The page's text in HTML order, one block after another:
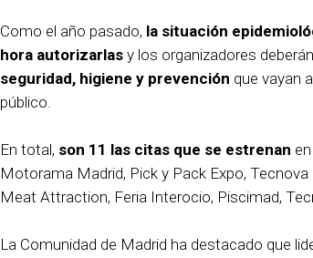
Como el año pasado, la situación
hora autorizarlas y los organizadores
seguridad, higiene y prevención que vayan
público.
En total, son 11 las citas que se estrenan
Motorama Madrid, Pick y Pack Expo,
Meat Attraction, Feria Interocio, Piscimad,
La Comunidad de Madrid ha destacado que